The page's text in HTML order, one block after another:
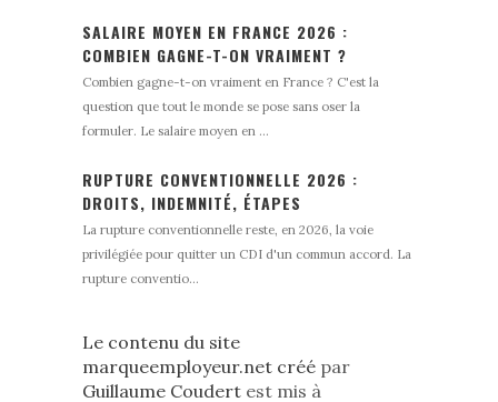
SALAIRE MOYEN EN FRANCE 2026 :
COMBIEN GAGNE-T-ON VRAIMENT ?
Combien gagne-t-on vraiment en France ? C'est la
question que tout le monde se pose sans oser la
formuler. Le salaire moyen en ...
RUPTURE CONVENTIONNELLE 2026 :
DROITS, INDEMNITÉ, ÉTAPES
La rupture conventionnelle reste, en 2026, la voie
privilégiée pour quitter un CDI d'un commun accord. La
rupture conventio...
Le contenu du site
marqueemployeur.net créé par
Guillaume Coudert est mis à